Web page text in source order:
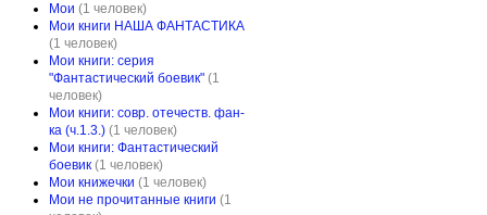
Мои (1 человек)
Мои книги НАША ФАНТАСТИКА
(1 человек)
Мои книги: серия
"Фантастический боевик" (1
человек)
Мои книги: совр. отечеств. фан-
ка (ч.1.3.) (1 человек)
Мои книги: Фантастический
боевик (1 человек)
Мои книжечки (1 человек)
Мои не прочитанные книги (1